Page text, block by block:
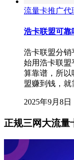
流量卡推广代
浩卡联盟可靠
浩卡联盟分销
始用浩卡联盟
算靠谱，所以
盟赚到钱，
2025年9月8日
正规三网大流量